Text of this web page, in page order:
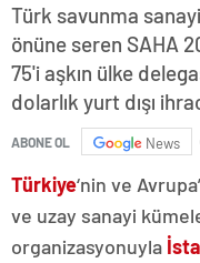
Türk savunma
önüne seren SAHA
75'i aşkın ülke
dolarlık yurt dışı
ABONE OL News
Türkiye‘nin ve
ve uzay sanayi
organizasyonuyla